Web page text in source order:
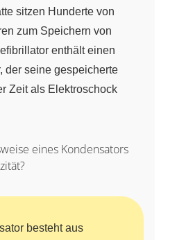
sitzen Hunderte von
zum Speichern von
enthält einen
der seine gespeicherte
Zeit als Elektroschock
eines Kondensators
besteht aus